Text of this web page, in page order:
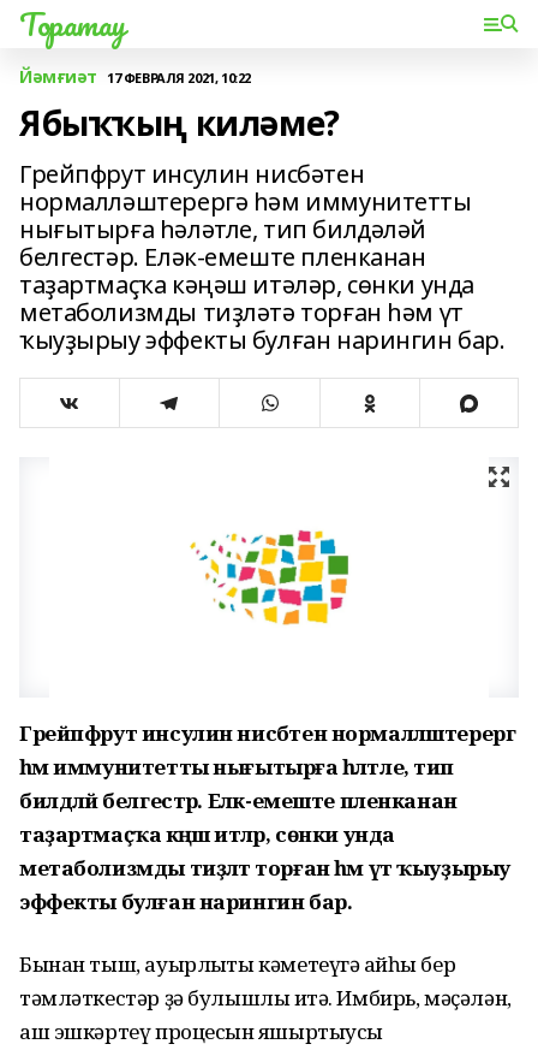
Торатау
Йәмғиәт 17 ФЕВРАЛЯ 2021, 10:22
Ябыҡҡың киләме?
Грейпфрут инсулин нисбәтен
нормалләштерергә һәм иммунитетты
нығытырға һәләтле, тип билдәләй
белгестәр. Еләк-емеште пленканан
таҙартмаҫҡа кәңәш итәләр, сөнки унда
метаболизмды тиҙләтә торған һәм үт
ҡыуҙырыу эффекты булған нарингин бар.
Грейпфрут инсулин нисбәтен нормалләштерергә
һәм иммунитетты нығытырға һәләтле, тип
билдәләй белгестәр. Еләк-емеште пленканан
таҙартмаҫҡа кәңәш итәләр, сөнки унда
метаболизмды тиҙләтә торған һәм үт ҡыуҙырыу
эффекты булған нарингин бар.
Бынан тыш, ауырлыҡты кәметеүгә ҡайһы бер
тәмләткестәр ҙә булышлыҡ итә. Имбирь, мәҫәлән,
аш эшкәртеү процесын яҡшыртыусы